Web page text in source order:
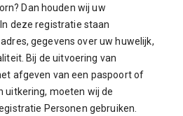
Dan houden wij uw
deze registratie staan
gegevens over uw huwelijk,
Bij de uitvoering van
afgeven van een paspoort of
uitkering, moeten wij de
Personen gebruiken.